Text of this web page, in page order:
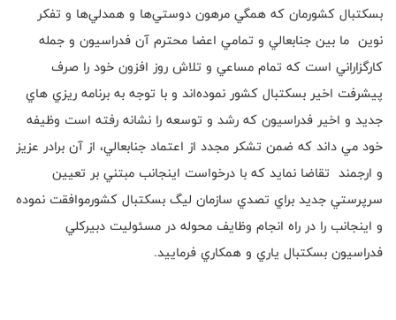
بسكتبال كشورمان كه همگي مرهون دوستي‌ها و همدلي‌‌ها و تفكر
نوين ما بين جنابعالي و تمامي اعضا محترم آن فدراسيون و جمله
كارگزاراني است كه تمام مساعي و تلاش روز افزون خود را صرف
پيشرفت اخير بسكتبال كشور نموده‌اند و با توجه به برنامه ريزي هاي
جديد و اخير فدراسيون كه رشد و توسعه را نشانه رفته است وظيفه
خود مي داند كه ضمن تشكر مجدد از اعتماد جنابعالي، از آن برادر عزيز
و ارجمند تقاضا نمايد كه با درخواست اينجانب مبتني بر تعيين
سرپرستي جديد براي تصدي سازمان ليگ بسكتبال كشورموافقت نموده
و اينجانب را در راه انجام وظايف محوله در مسئوليت دبيركلي
فدراسيون بسكتبال ياري و همكاري فرماييد.